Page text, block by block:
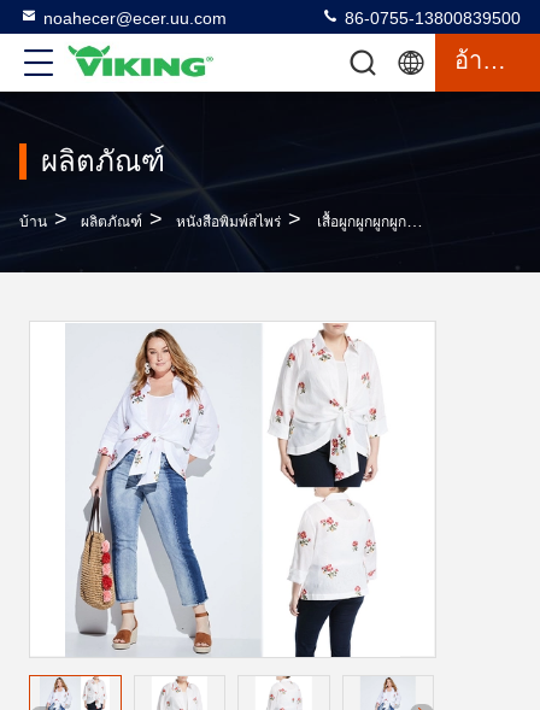
noahecer@ecer.uu.com 86-0755-13800839500
อ้างอิง
ผลิตภัณฑ์
บ้าน > ผลิตภัณฑ์ > หนังสือพิมพ์สไพร่ > เสื้อผูกผูกผูกผูกผูกผูกผูกผูกผูกผูก